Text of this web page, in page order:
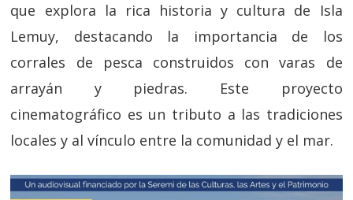
que explora la rica historia y cultura de Isla
Lemuy, destacando la importancia de los
corrales de pesca construidos con varas de
arrayán y piedras. Este proyecto
cinematográfico es un tributo a las tradiciones
locales y al vínculo entre la comunidad y el mar.